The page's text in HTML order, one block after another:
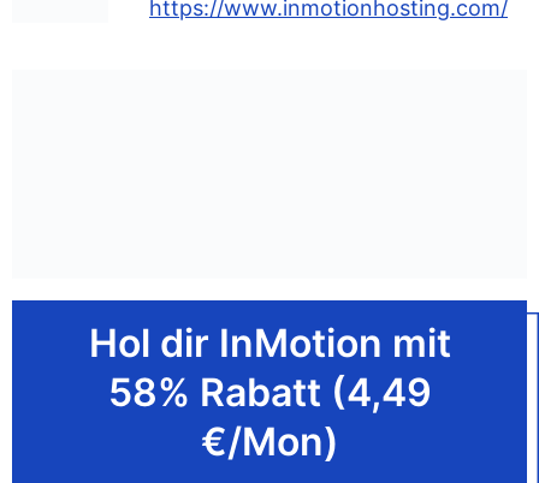
https://www.inmotionhosting.com/
Hol dir InMotion mit
58% Rabatt (4,49
€/Mon)